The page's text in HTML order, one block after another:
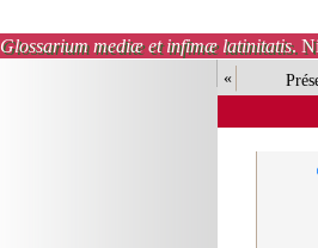
Glossarium mediæ et infimæ latinitatis.
«